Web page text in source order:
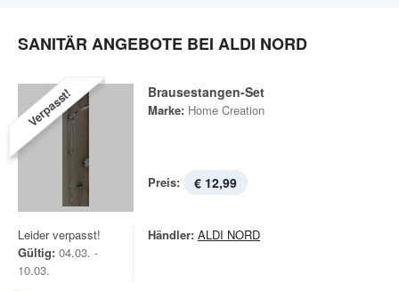
SANITÄR ANGEBOTE BEI ALDI NORD
Verpasst! Brausestangen-Set
Marke: Home Creation
Preis: € 12,99
Leider verpasst!
Gültig: 04.03. -
10.03.
Händler: ALDI NORD